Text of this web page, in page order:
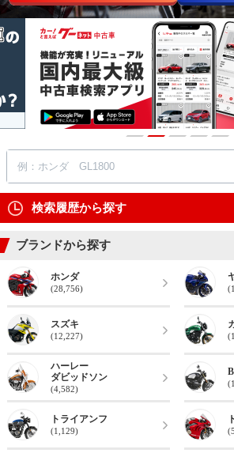
検索履歴から探す
ブランドから探す
ホンダ
(28,756)
スズキ
(12,227)
ハーレー
ダビッドソン
(4,582)
トライアンフ
(1,129)